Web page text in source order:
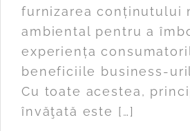
furnizarea conținutului
ambiental pentru a
experiența
beneficiile business-
Cu toate acestea,
învăţată este […]